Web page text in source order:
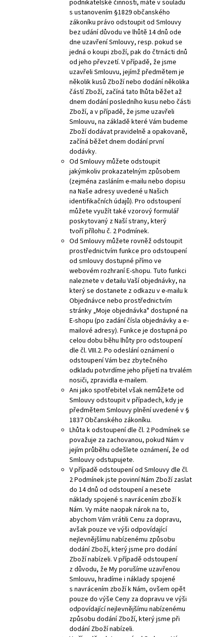
podnikatelské činnosti, máte v souladu
s ustanovením §1829 občanského
zákoníku právo odstoupit od Smlouvy
bez udání důvodu ve lhůtě 14 dnů ode
dne uzavření Smlouvy, resp. pokud se
jedná o koupi zboží, pak do čtrnácti dnů
od jeho převzetí. V případě, že jsme
uzavřeli Smlouvu, jejímž předmětem je
několik kusů Zboží nebo dodání několika
částí Zboží, začíná tato lhůta běžet až
dnem dodání posledního kusu nebo části
Zboží, a v případě, že jsme uzavřeli
Smlouvu, na základě které Vám budeme
Zboží dodávat pravidelně a opakovaně,
začíná běžet dnem dodání první
dodávky.
Od Smlouvy můžete odstoupit
jakýmkoliv prokazatelným způsobem
(zejména zasláním e-mailu nebo dopisu
na Naše adresy uvedené u Našich
identifikačních údajů). Pro odstoupení
můžete využít také vzorový formulář
poskytovaný z Naší strany, který
tvoří přílohu č. 2 Podmínek.
Od Smlouvymůžete rovněžodstoupit
prostřednictvím funkce pro odstoupení
od smlouvydostupné přímo ve
webovém rozhraníE-shopu. Tuto funkci
naleznete v detailu Vašíobjednávky, na
který se dostanete z odkazu ve-mailu k
Objednávce nebo prostřednictvím
stránky „Moje objednávka" dostupné na
E-shopu (po zadáníčísla objednávky a e-
mailové adresy). Funkce je dostupná po
celou dobu běhu lhůtypro odstoupení
dle čl. VIII.2. Po odeslání oznámení o
odstoupení Vám bez zbytečného
odkladu potvrdíme jeho přijetí na trvalém
nosiči, zpravidla e-mailem.
Ani jako spotřebitel však nemůžete od
Smlouvy odstoupit v případech, kdy je
předmětem Smlouvy plnění uvedené v §
1837 Občanského zákoníku.
Lhůta k odstoupení dle čl. 2 Podmínek se
považuje za zachovanou, pokud Nám v
jejím průběhu odešlete oznámení, že od
Smlouvy odstupujete.
V případě odstoupení od Smlouvy dle čl.
2 Podmínek jste povinní Nám Zboží zaslat
do 14 dnů od odstoupení a nesete
náklady spojené s navrácením zboží k
Nám. Vy máte naopak nárok na to,
abychom Vám vrátili Cenu za dopravu,
avšak pouze ve výši odpovídající
nejlevnějšímu nabízenému způsobu
dodání Zboží, který jsme pro dodání
Zboží nabízeli. V případě odstoupení
z důvodu, že My porušíme uzavřenou
Smlouvu, hradíme i náklady spojené
s navrácením zboží k Nám, ovšem opět
pouze do výše Ceny za dopravu ve výši
odpovídající nejlevnějšímu nabízenému
způsobu dodání Zboží, který jsme při
dodání Zboží nabízeli.